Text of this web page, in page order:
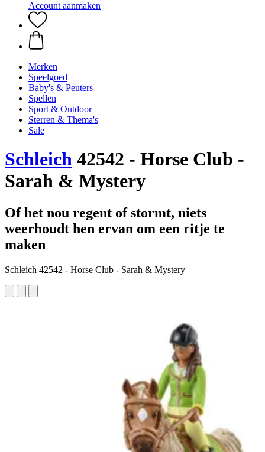
Account aanmaken
Merken
Speelgoed
Baby's & Peuters
Spellen
Sport & Outdoor
Sterren & Thema's
Sale
Schleich 42542 - Horse Club -
Sarah & Mystery
Of het nou regent of stormt, niets
weerhoudt hen ervan om een ritje te
maken
Schleich 42542 - Horse Club - Sarah & Mystery